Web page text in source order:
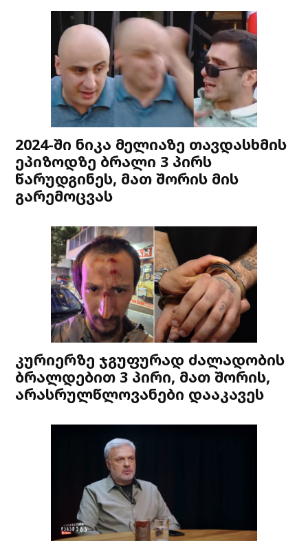
2024-ში ნიკა მელიაზე თავდასხმის
ეპიზოდზე ბრალი 3 პირს
წარუდგინეს, მათ შორის მის
გარემოცვას
კურიერზე ჯგუფურად ძალადობის
ბრალდებით 3 პირი, მათ შორის,
არასრულწლოვანები დააკავეს